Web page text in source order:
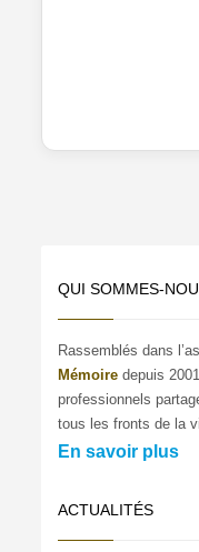
QUI SOMMES-
Rassemblés dans
Mémoire depuis
professionnels
tous les fronts de la
En savoir plus
ACTUALITÉS